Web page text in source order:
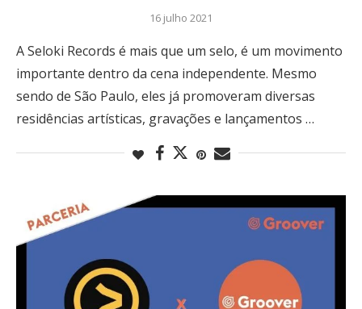
16 julho 2021
A Seloki Records é mais que um selo, é um movimento
importante dentro da cena independente. Mesmo
sendo de São Paulo, eles já promoveram diversas
residências artísticas, gravações e lançamentos …